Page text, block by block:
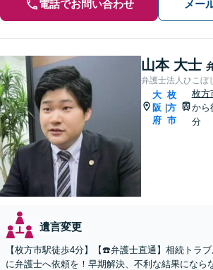
電話でお問い合わせ メー
山本 大士
弁護士法人ひこぼ
大
阪
府
|
枚
方
市
枚方
から
分
遺言変更
【枚方市駅徒歩4分】【☎️弁護士直通】相続トラ
に弁護士へ依頼を！早期解決、不利な結果になら